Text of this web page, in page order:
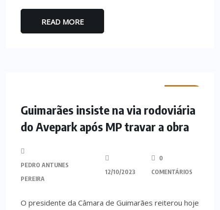
READ MORE
Guimarães insiste na via rodoviária
do Avepark após MP travar a obra
PEDRO ANTUNES
PEREIRA
12/10/2023
0
COMENTÁRIOS
O presidente da Câmara de Guimarães reiterou hoje